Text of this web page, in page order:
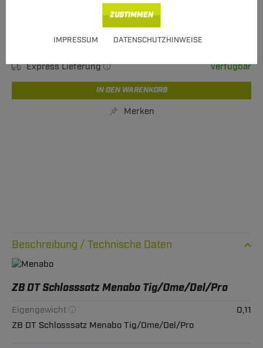
IMPRESSUM DATENSCHUTZHINWEISE
ZUSTIMMEN
Express Lieferung
verfügbar
IN DEN WARENKORB
Merken
Technische Daten
ZB DT Schlosssatz Menabo Tig/Ome/Del/Pro
Eigengewicht
0,11
ZB DT Schlosssatz Menabo Tig/Ome/Del/Pro